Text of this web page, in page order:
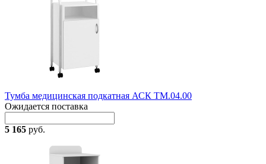
Тумба медицинская подкатная АСК ТМ.04.00
Ожидается поставка
5 165 руб.